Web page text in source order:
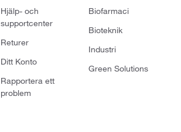
Hjälp- och
supportcenter
Returer
Ditt Konto
Rapportera ett
problem
Biofarmaci
Bioteknik
Industri
Green Solutions